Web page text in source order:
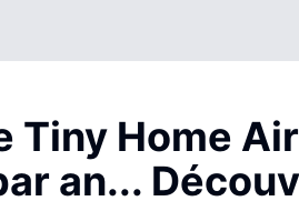
Tiny Home
an...